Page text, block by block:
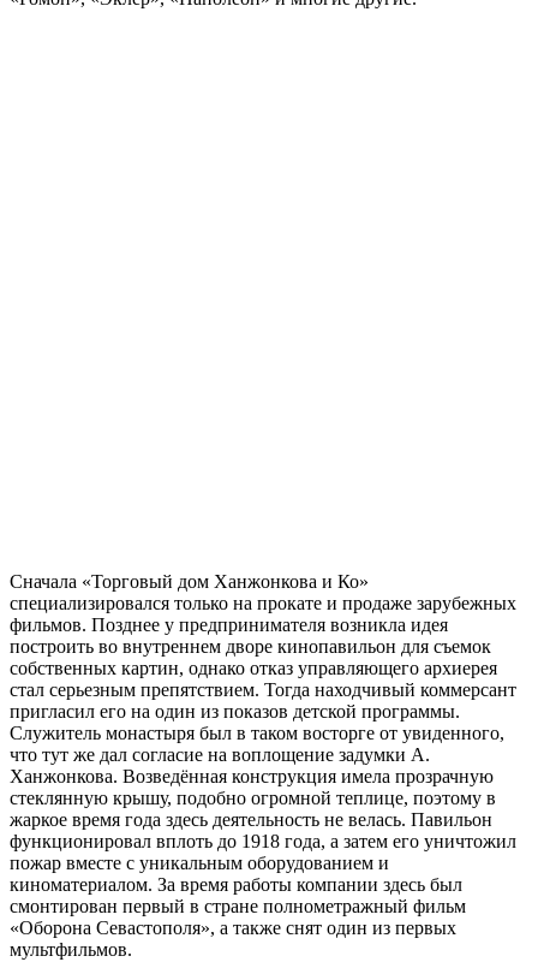
Сначала «Торговый дом Ханжонкова и Ко»
специализировался только на прокате и продаже зарубежных
фильмов. Позднее у предпринимателя возникла идея
построить во внутреннем дворе кинопавильон для съемок
собственных картин, однако отказ управляющего архиерея
стал серьезным препятствием. Тогда находчивый коммерсант
пригласил его на один из показов детской программы.
Служитель монастыря был в таком восторге от увиденного,
что тут же дал согласие на воплощение задумки А.
Ханжонкова. Возведённая конструкция имела прозрачную
стеклянную крышу, подобно огромной теплице, поэтому в
жаркое время года здесь деятельность не велась. Павильон
функционировал вплоть до 1918 года, а затем его уничтожил
пожар вместе с уникальным оборудованием и
киноматериалом. За время работы компании здесь был
смонтирован первый в стране полнометражный фильм
«Оборона Севастополя», а также снят один из первых
мультфильмов.